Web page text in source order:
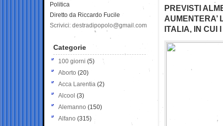
PREVISTI
AUMENTERA’
ITALIA, IN CUI
Politica
Diretto da Riccardo Fucile
Scrivici: destradipopolo@gmail.com
Categorie
100 giorni (5)
Aborto (20)
Acca Larentia (2)
Alcool (3)
Alemanno (150)
Alfano (315)